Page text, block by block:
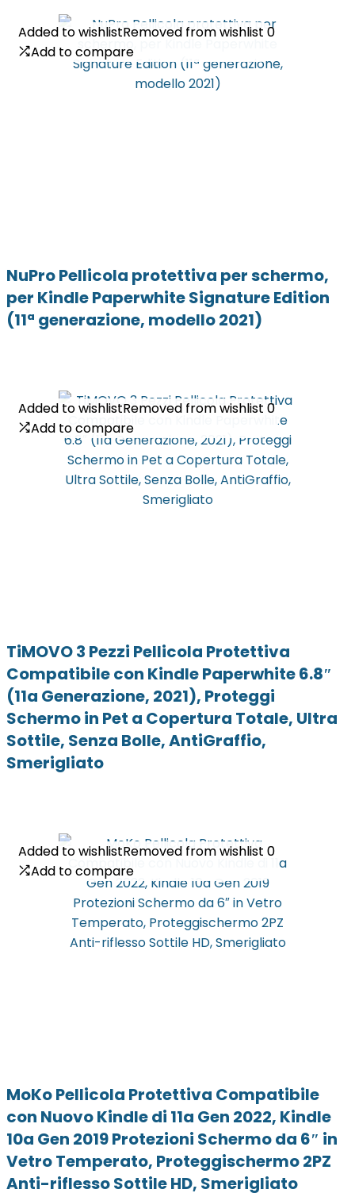
Added to wishlistRemoved from wishlist 0
Add to compare
NuPro Pellicola protettiva per schermo,
per Kindle Paperwhite Signature Edition
(11ª generazione, modello 2021)
Added to wishlistRemoved from wishlist 0
Add to compare
Added to wishlistRemoved from wishlist 0
Add to compare
TiMOVO 3 Pezzi Pellicola Protettiva
Compatibile con Kindle Paperwhite 6.8″
(11a Generazione, 2021), Proteggi
Schermo in Pet a Copertura Totale, Ultra
Sottile, Senza Bolle, AntiGraffio,
Smerigliato
Added to wishlistRemoved from wishlist 0
Add to compare
Added to wishlistRemoved from wishlist 0
Add to compare
MoKo Pellicola Protettiva Compatibile
con Nuovo Kindle di 11a Gen 2022, Kindle
10a Gen 2019 Protezioni Schermo da 6″ in
Vetro Temperato, Proteggischermo 2PZ
Anti-riflesso Sottile HD, Smerigliato
Added to wishlistRemoved from wishlist 0
Add to compare